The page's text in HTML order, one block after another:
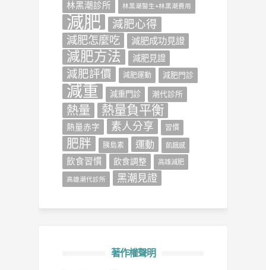
林黑潮診所 林黑潮醫生+林黑潮費用
減肥
減肥心得
減肥怎麼吃
減肥成功見證
減肥方法 減肥見證
減肥評價 減肥運動 減肥門診
減重 減重門診 潮代診所
熱量 熱量負平衡
熱量赤字 素人分享 習慣
肥胖 胰島素 運動 飢餓感
飲食習慣 飲食調整 高雄減肥
高雄潮代診所 黑潮見證
著作權聲明